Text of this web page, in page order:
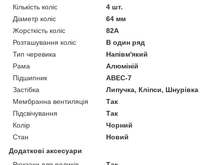
Кількість коліс
4 шт.
Діаметр коліс
64 мм
Жорсткість коліс
82А
Розташування коліс
В один ряд
Тип черевика
Напівм'який
Рама
Алюміній
Підшипник
ABEC-7
Застібка
Липучка, Кліпси, Шнурівка
Мембранна вентиляція
Так
Підсвічування
Так
Колір
Чорний
Стан
Новий
Додаткові аксесуари